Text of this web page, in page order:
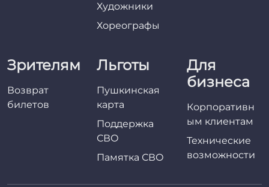
Художники
Хореографы
Зрителям
Возврат
билетов
Льготы
Пушкинская
карта
Поддержка
СВО
Памятка СВО
Для
бизнеса
Корпоративн
ым клиентам
Технические
возможности